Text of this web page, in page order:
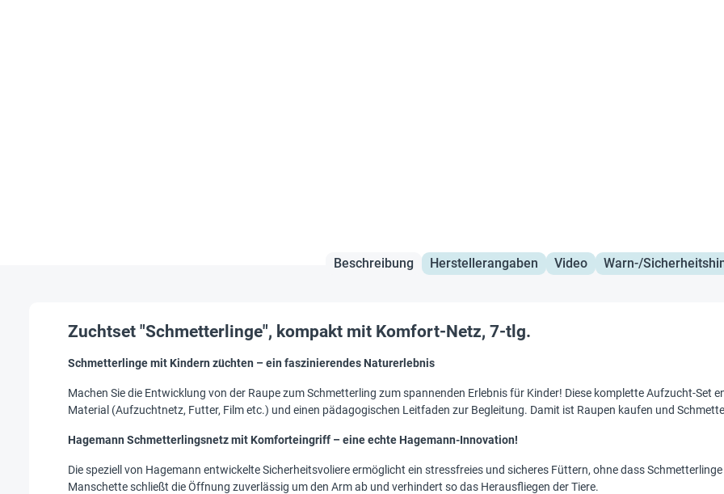
Beschreibung Herstellerangaben Video Warn-/
Zuchtset "Schmetterlinge", kompakt mit Komfort-Netz, 7-tlg.
Schmetterlinge mit Kindern züchten – ein faszinierendes Naturerlebnis
Machen Sie die Entwicklung von der Raupe zum Schmetterling zum spannenden Erlebnis für Kinder! Diese komplette Aufzucht-
Material (Aufzuchtnetz, Futter, Film etc.) und einen pädagogischen Leitfaden zur Begleitung. Damit ist Raupen kaufen und
Hagemann Schmetterlingsnetz mit Komforteingriff – eine echte Hagemann-Innovation!
Die speziell von Hagemann entwickelte Sicherheitsvoliere ermöglicht ein stressfreies und sicheres Füttern, ohne dass
Manschette schließt die Öffnung zuverlässig um den Arm ab und verhindert so das Herausfliegen der Tiere.